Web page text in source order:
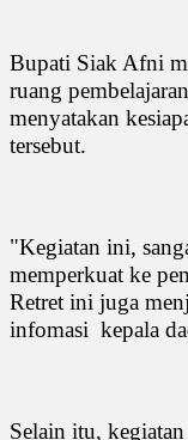
Bupati Siak Afni
ruang
menyatakan
tersebut.
"Kegiatan ini,
memperkuat ke
Retret ini juga
infomasi kepala
Selain itu,